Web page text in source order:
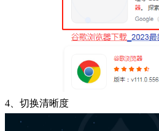
4、切换清晰度